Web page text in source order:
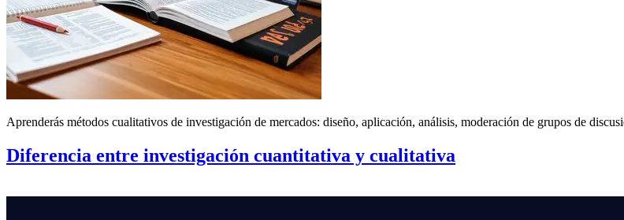
Aprenderás métodos cualitativos de investigación de mercados: diseño, aplicación, análisis, moderación de grupos de
Diferencia entre investigación cuantitativa y cualitativa